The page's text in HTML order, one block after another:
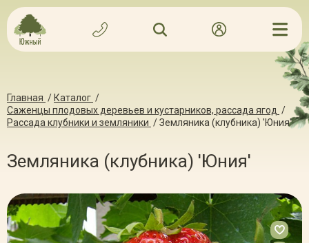
Главная / Каталог /
Саженцы плодовых деревьев и кустарников, рассада ягод /
Рассада клубники и земляники /Земляника (клубника) 'Юния'
Земляника (клубника) 'Юния'